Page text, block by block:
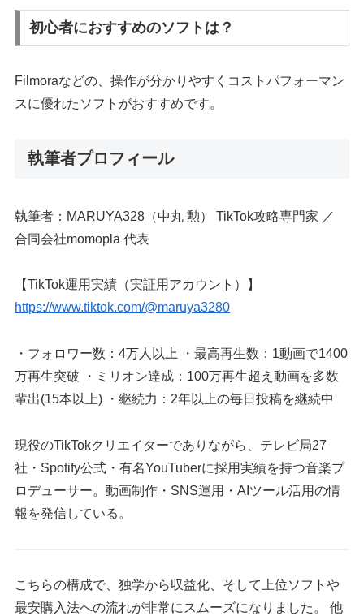
初心者におすすめのソフトは？
Filmoraなどの、操作が分かりやすくコストパフォーマン
スに優れたソフトがおすすめです。
執筆者プロフィール
執筆者：MARUYA328（中丸 勲） TikTok攻略専門家 ／
合同会社momopla 代表
【TikTok運用実績（実証用アカウント）】
https://www.tiktok.com/@maruya3280
・フォロワー数：4万人以上 ・最高再生数：1動画で1400
万再生突破 ・ミリオン達成：100万再生超え動画を多数
輩出(15本以上) ・継続力：2年以上の毎日投稿を継続中
現役のTikTokクリエイターでありながら、テレビ局27
社・Spotify公式・有名YouTuberに採用実績を持つ音楽プ
ロデューサー。動画制作・SNS運用・AIツール活用の情
報を発信している。
こちらの構成で、独学から収益化、そして上位ソフトや
最安購入法への流れが非常にスムーズになりました。 他